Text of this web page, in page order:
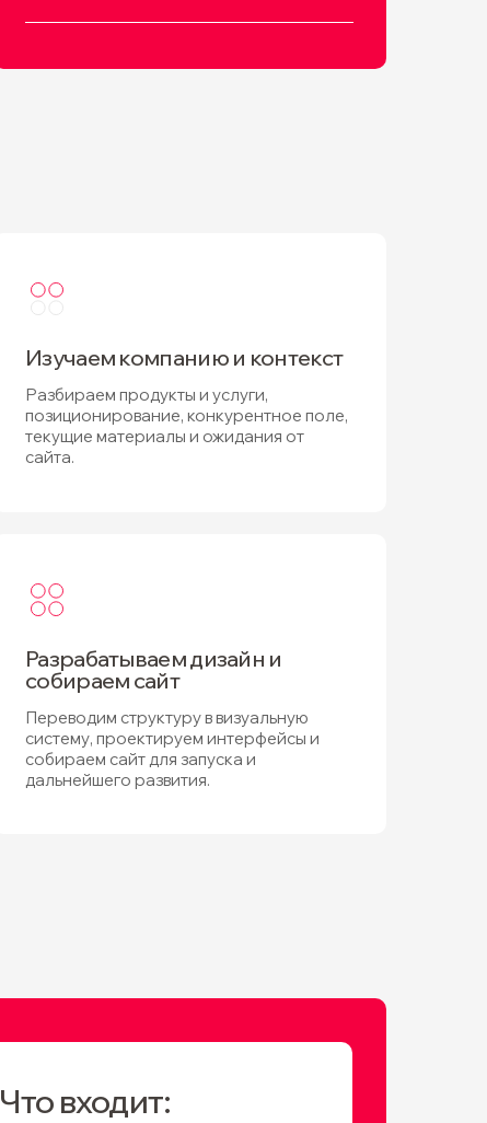
Изучаем компанию и контекст
Разбираем продукты и услуги,
позиционирование, конкурентное поле,
текущие материалы и ожидания от
сайта.
Разрабатываем дизайн и
собираем сайт
Переводим структуру в визуальную
систему, проектируем интерфейсы и
собираем сайт для запуска и
дальнейшего развития.
Что входит: